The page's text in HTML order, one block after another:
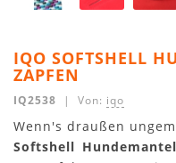
IQO SOFTSHELL
ZAPFEN
IQ2538 | Von: iqo
Wenn's draußen
Softshell